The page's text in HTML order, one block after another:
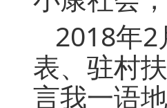
2018年2
表、驻村
言我一语